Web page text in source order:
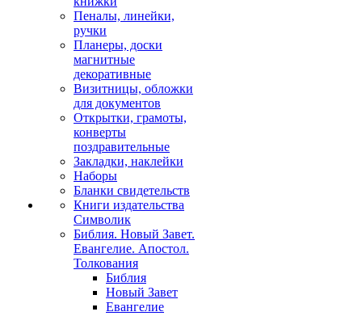
Пеналы, линейки,
ручки
Планеры, доски
магнитные
декоративные
Визитницы, обложки
для документов
Открытки, грамоты,
конверты
поздравительные
Закладки, наклейки
Наборы
Бланки свидетельств
Книги издательства
Символик
Библия. Новый Завет.
Евангелие. Апостол.
Толкования
Библия
Новый Завет
Евангелие